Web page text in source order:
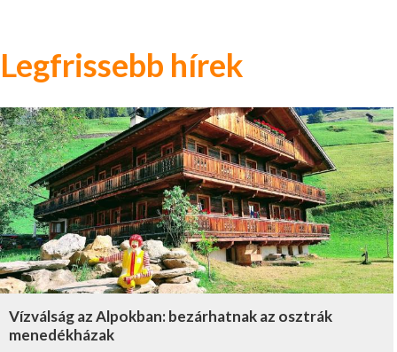
Legfrissebb hírek
Vízválság az Alpokban: bezárhatnak az osztrák
menedékházak